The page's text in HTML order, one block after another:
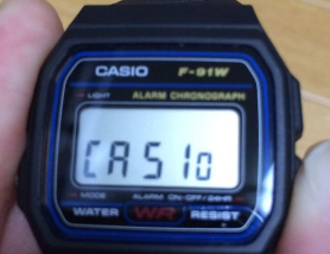
き
貯
金
箱
買
っ